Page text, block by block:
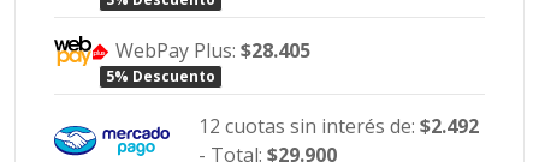
WebPay Plus:$28.405
5% Descuento
12 cuotas sin interés de: $2.492
- Total: $29.900